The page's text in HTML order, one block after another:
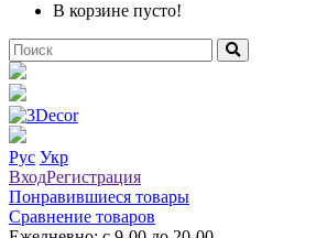
В корзине пусто!
Рус Укр
ВходРегистрация
Понравившиеся товары
Сравнение товаров